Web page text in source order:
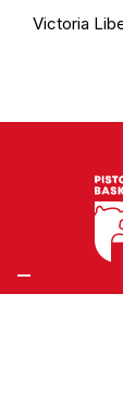
Victoria